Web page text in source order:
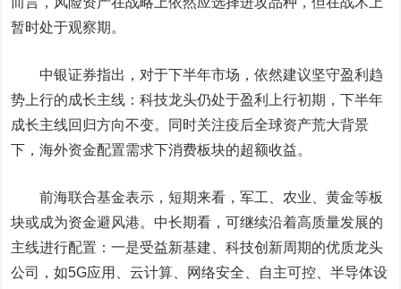
暂时处于观察期。
中银证券指出，对于下半年市场，依然建议坚守盈利趋
势上行的成长主线：科技龙头仍处于盈利上行初期，下半年
成长主线回归方向不变。同时关注疫后全球资产荒大背景
下，海外资金配置需求下消费板块的超额收益。
前海联合基金表示，短期来看，军工、农业、黄金等板
块或成为资金避风港。中长期看，可继续沿着高质量发展的
主线进行配置：一是受益新基建、科技创新周期的优质龙头
公司，如5G应用、云计算、网络安全、自主可控、半导体设